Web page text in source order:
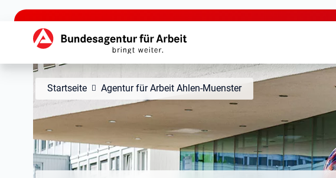
zu den Hauptinhalten springen
Hauptnavigation
Startseite Agentur für Arbeit Ahlen-Muenster